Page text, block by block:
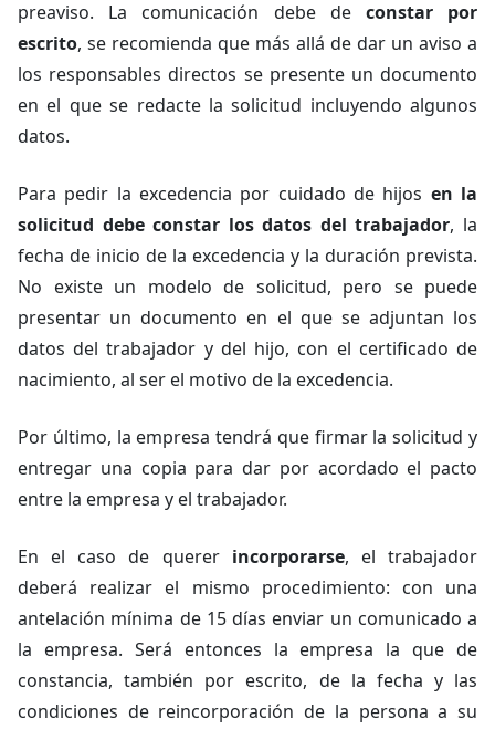
preaviso. La comunicación debe de constar por
escrito, se recomienda que más allá de dar un aviso a
los responsables directos se presente un documento
en el que se redacte la solicitud incluyendo algunos
datos.
Para pedir la excedencia por cuidado de hijos en la
solicitud debe constar los datos del trabajador, la
fecha de inicio de la excedencia y la duración prevista.
No existe un modelo de solicitud, pero se puede
presentar un documento en el que se adjuntan los
datos del trabajador y del hijo, con el certificado de
nacimiento, al ser el motivo de la excedencia.
Por último, la empresa tendrá que firmar la solicitud y
entregar una copia para dar por acordado el pacto
entre la empresa y el trabajador.
En el caso de querer incorporarse, el trabajador
deberá realizar el mismo procedimiento: con una
antelación mínima de 15 días enviar un comunicado a
la empresa. Será entonces la empresa la que de
constancia, también por escrito, de la fecha y las
condiciones de reincorporación de la persona a su